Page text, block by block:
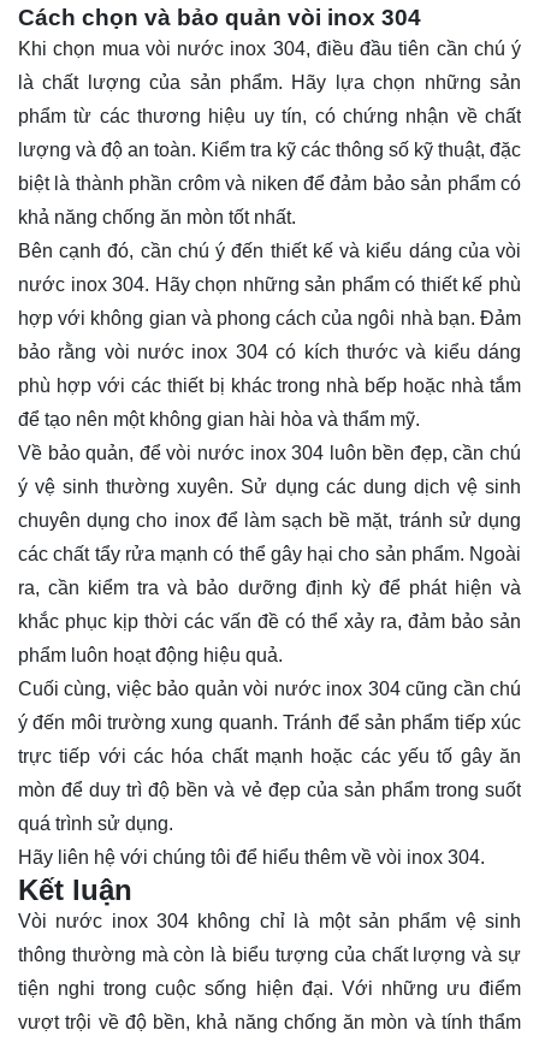
Cách chọn và bảo quản vòi inox 304
Khi chọn mua vòi nước inox 304, điều đầu tiên cần chú ý
là chất lượng của sản phẩm. Hãy lựa chọn những sản
phẩm từ các thương hiệu uy tín, có chứng nhận về chất
lượng và độ an toàn. Kiểm tra kỹ các thông số kỹ thuật, đặc
biệt là thành phần crôm và niken để đảm bảo sản phẩm có
khả năng chống ăn mòn tốt nhất.
Bên cạnh đó, cần chú ý đến thiết kế và kiểu dáng của vòi
nước inox 304. Hãy chọn những sản phẩm có thiết kế phù
hợp với không gian và phong cách của ngôi nhà bạn. Đảm
bảo rằng vòi nước inox 304 có kích thước và kiểu dáng
phù hợp với các thiết bị khác trong nhà bếp hoặc nhà tắm
để tạo nên một không gian hài hòa và thẩm mỹ.
Về bảo quản, để vòi nước inox 304 luôn bền đẹp, cần chú
ý vệ sinh thường xuyên. Sử dụng các dung dịch vệ sinh
chuyên dụng cho inox để làm sạch bề mặt, tránh sử dụng
các chất tẩy rửa mạnh có thể gây hại cho sản phẩm. Ngoài
ra, cần kiểm tra và bảo dưỡng định kỳ để phát hiện và
khắc phục kịp thời các vấn đề có thể xảy ra, đảm bảo sản
phẩm luôn hoạt động hiệu quả.
Cuối cùng, việc bảo quản vòi nước inox 304 cũng cần chú
ý đến môi trường xung quanh. Tránh để sản phẩm tiếp xúc
trực tiếp với các hóa chất mạnh hoặc các yếu tố gây ăn
mòn để duy trì độ bền và vẻ đẹp của sản phẩm trong suốt
quá trình sử dụng.
Hãy liên hệ với chúng tôi để hiểu thêm về vòi inox 304.
Kết luận
Vòi nước inox 304 không chỉ là một sản phẩm vệ sinh
thông thường mà còn là biểu tượng của chất lượng và sự
tiện nghi trong cuộc sống hiện đại. Với những ưu điểm
vượt trội về độ bền, khả năng chống ăn mòn và tính thẩm